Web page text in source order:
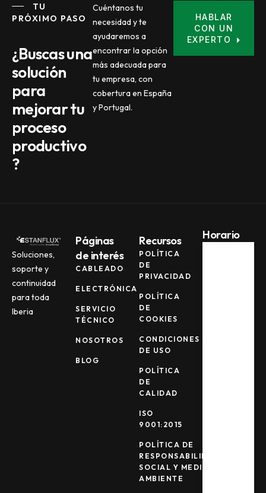
TU
PRÓXIMO PASO
¿Buscas una
solución
para
mejorar tu
proceso
productivo
?
Cuéntanos tu
necesidad y te
ayudaremos a
encontrar la opción
más adecuada para
tu empresa, con
cobertura en España
y Portugal.
HABLAR
CON UN
EXPERTO
Soluciones,
soporte y
continuidad
para toda
Iberia
Páginas
de interés
CABLEADO
ELECTRÓNICA
SERVICIO
TÉCNICO
NOSOTROS
BLOG
Recursos
POLÍTICA
DE
PRIVACIDAD
POLÍTICA
DE
COOKIES
CONDICIONES
DE USO
POLÍTICA
DE
CALIDAD
ISO
9001:2015
POLÍTICA DE
RESPONSABILIDAD
SOCIAL Y MEDIO
AMBIENTE
Horario